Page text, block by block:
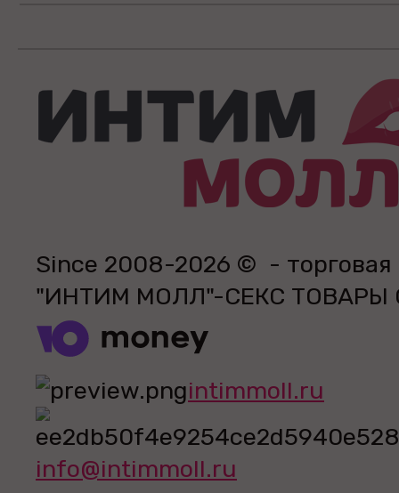
Since 2008-2026 © - торговая
"ИНТИМ МОЛЛ"-СЕКС
intimmoll.ru
info@intimmoll.ru